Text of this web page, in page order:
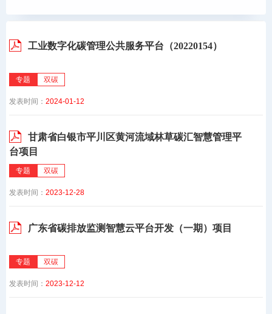
工业数字化碳管理公共服务平台（20220154）
专题 双碳
发表时间： 2024-01-12
甘肃省白银市平川区黄河流域林草碳汇智慧管理平
台项目
专题 双碳
发表时间： 2023-12-28
广东省碳排放监测智慧云平台开发（一期）项目
专题 双碳
发表时间： 2023-12-12